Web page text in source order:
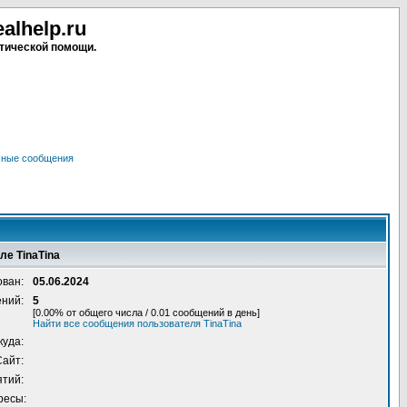
помощи.
сообщения
TinaTina
05.06.2024
5
[0.00% от общего числа / 0.01 сообщений в день]
Найти все сообщения пользователя TinaTina